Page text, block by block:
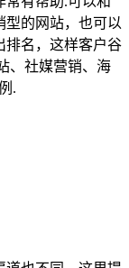
型的网站，也可以
排名，这样客户谷
、社媒营销、海
.